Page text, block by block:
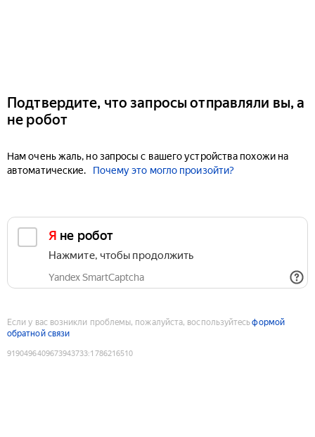
Подтвердите, что запросы отправляли вы, а
не робот
Нам очень жаль, но запросы с вашего устройства похожи на
автоматические.
Почему это могло произойти?
Я не робот
Нажмите, чтобы продолжить
Yandex SmartCaptcha
Если у вас возникли проблемы, пожалуйста, воспользуйтесьформой
обратной связи
9190496409673943733:1786216510